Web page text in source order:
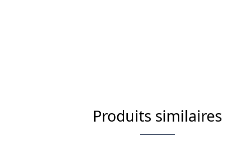
Produits similaires